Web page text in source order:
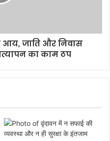
जाति और निवास
का काम ठप